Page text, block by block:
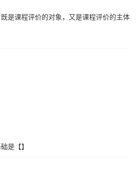
是课程评价的对象，又是课程评价的主体
是【】